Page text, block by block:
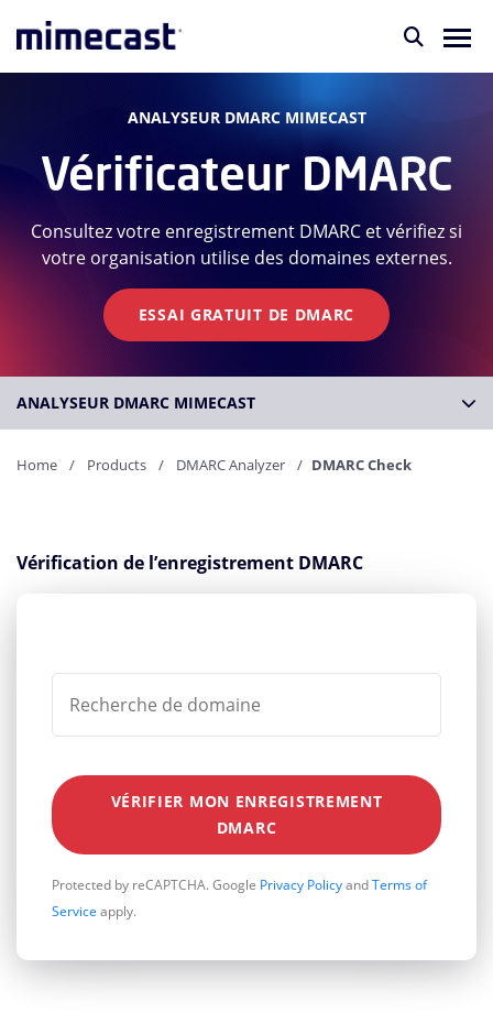
ANALYSEUR DMARC MIMECAST
Vérificateur DMARC
Consultez votre enregistrement DMARC et vérifiez si
votre organisation utilise des domaines externes.
ESSAI GRATUIT DE DMARC
ANALYSEUR DMARC MIMECAST
Home Products DMARC Analyzer DMARC Check
Vérification de l’enregistrement DMARC
VÉRIFIER MON ENREGISTREMENT
DMARC
Protected by reCAPTCHA. Google Privacy PolicyandTerms of
Service apply.